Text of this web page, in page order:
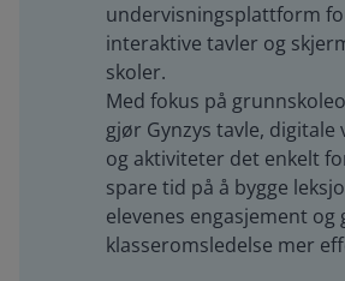
undervisningsplattform
interaktive tavler og
skoler.
Med fokus på
gjør Gynzys tavle, digitale
og aktiviteter det enkelt
spare tid på å bygge
elevenes engasjement og
klasseromsledelse mer